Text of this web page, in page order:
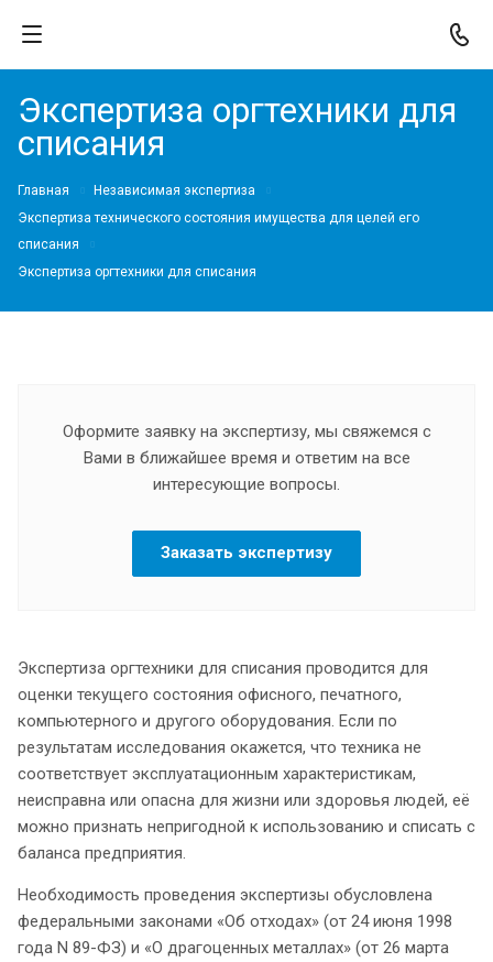
Экспертиза оргтехники для
списания
Главная
Независимая экспертиза
Экспертиза технического состояния имущества для целей его
списания
Экспертиза оргтехники для списания
Оформите заявку на экспертизу, мы свяжемся с
Вами в ближайшее время и ответим на все
интересующие вопросы.
Заказать экспертизу
Экспертиза оргтехники для списания проводится для
оценки текущего состояния офисного, печатного,
компьютерного и другого оборудования. Если по
результатам исследования окажется, что техника не
соответствует эксплуатационным характеристикам,
неисправна или опасна для жизни или здоровья людей, её
можно признать непригодной к использованию и списать с
баланса предприятия.
Необходимость проведения экспертизы обусловлена
федеральными законами «Об отходах» (от 24 июня 1998
года N 89-ФЗ) и «О драгоценных металлах» (от 26 марта